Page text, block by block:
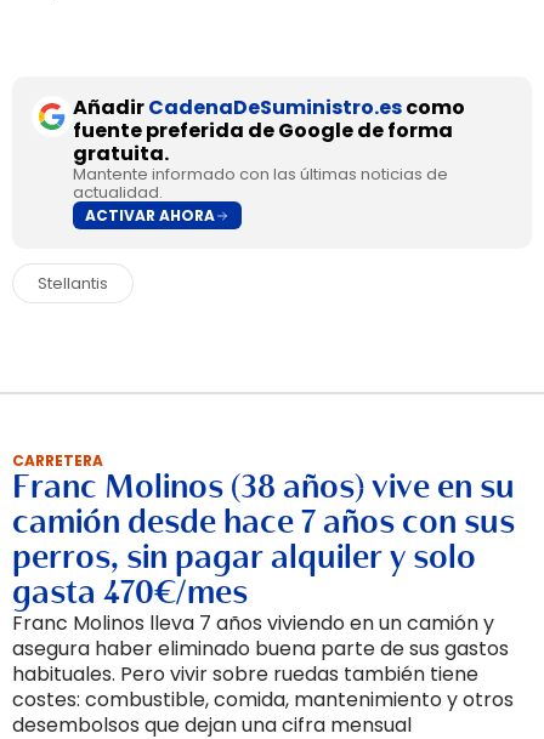
AñadirCadenaDeSuministro.escomo
fuente preferida de Google de forma
gratuita.
Mantente informado con las últimas noticias de
actualidad.
ACTIVAR AHORA
Stellantis
CARRETERA
Franc Molinos (38 años) vive en su
camión desde hace 7 años con sus
perros, sin pagar alquiler y solo
gasta 470€/mes
Franc Molinos lleva 7 años viviendo en un camión y
asegura haber eliminado buena parte de sus gastos
habituales. Pero vivir sobre ruedas también tiene
costes: combustible, comida, mantenimiento y otros
desembolsos que dejan una cifra mensual